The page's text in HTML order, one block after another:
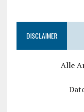
DISCLAIMER
Alle